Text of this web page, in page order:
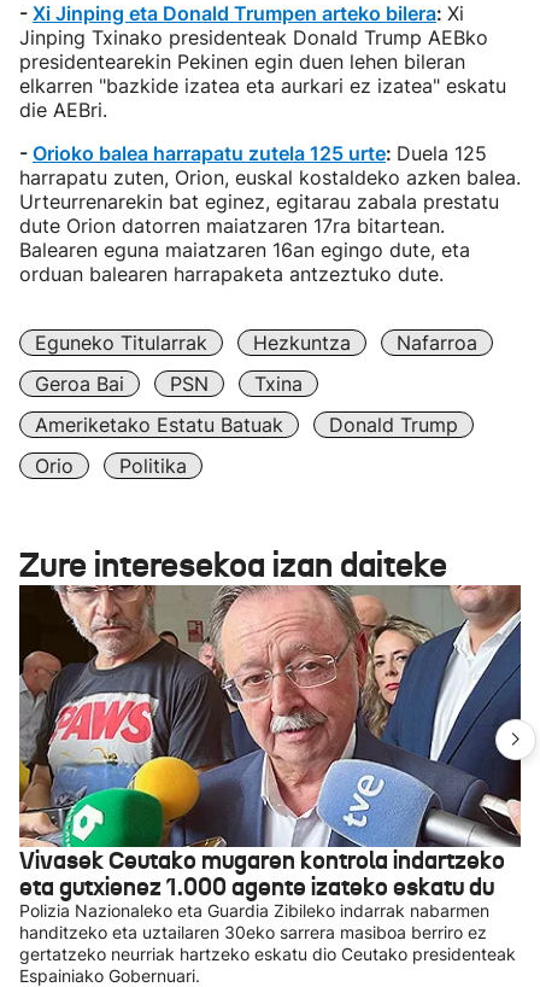
- Xi Jinping eta Donald Trumpen arteko bilera: Xi
Jinping Txinako presidenteak Donald Trump AEBko
presidentearekin Pekinen egin duen lehen bileran
elkarren "bazkide izatea eta aurkari ez izatea" eskatu
die AEBri.
- Orioko balea harrapatu zutela 125 urte: Duela 125
harrapatu zuten, Orion, euskal kostaldeko azken balea.
Urteurrenarekin bat eginez, egitarau zabala prestatu
dute Orion datorren maiatzaren 17ra bitartean.
Balearen eguna maiatzaren 16an egingo dute, eta
orduan balearen harrapaketa antzeztuko dute.
Eguneko Titularrak Hezkuntza
Nafarroa
Geroa Bai
PSN
Txina
Ameriketako Estatu Batuak
Donald Trump
Orio
Politika
Zure interesekoa izan daiteke
Vivasek Ceutako mugaren kontrola indartzeko
eta gutxienez 1.000 agente izateko eskatu du
Polizia Nazionaleko eta Guardia Zibileko indarrak nabarmen
handitzeko eta uztailaren 30eko sarrera masiboa berriro ez
gertatzeko neurriak hartzeko eskatu dio Ceutako presidenteak
Espainiako Gobernuari.